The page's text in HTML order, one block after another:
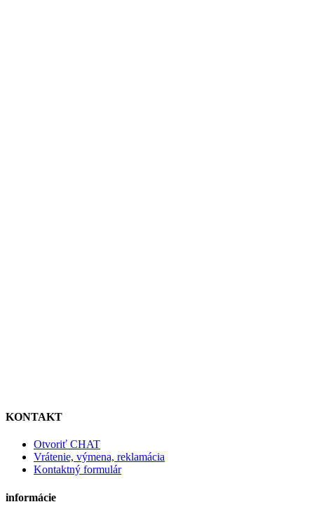
KONTAKT
Otvoriť CHAT
Vrátenie, výmena, reklamácia
Kontaktný formulár
informácie